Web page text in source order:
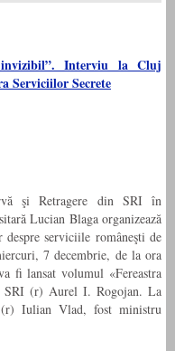
invizibil”. Interviu la Cluj
Serviciilor Secrete
şi Retragere din SRI în
Lucian Blaga organizează
serviciile româneşti de
7 decembrie, de la ora
fi lansat volumul «Fereastra
SRI (r) Aurel I. Rogojan. La
Iulian Vlad, fost ministru